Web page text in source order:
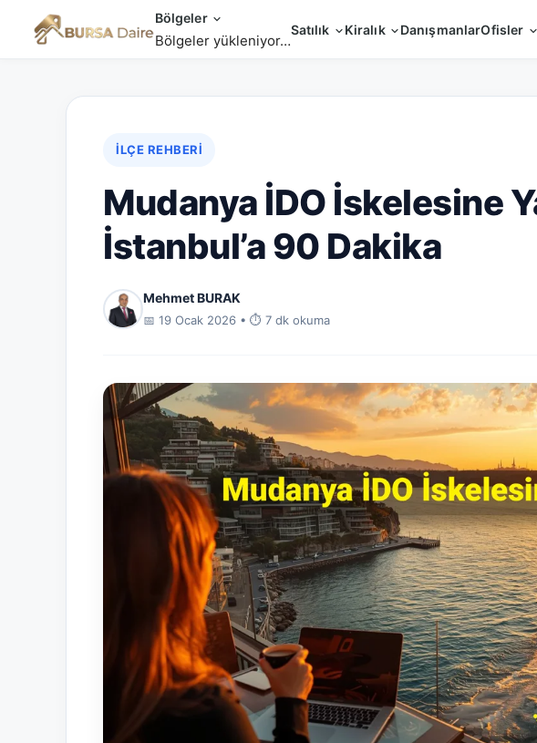
Bölgeler
Bölgeler yükleniyor…
Satılık Kiralık DanışmanlarOfisler
İLÇE REHBERI
Mudanya İDO İskelesine
İstanbul’a 90 Dakika
Mehmet BURAK
📅 19 Ocak 2026 • ⏱️ 7 dk okuma